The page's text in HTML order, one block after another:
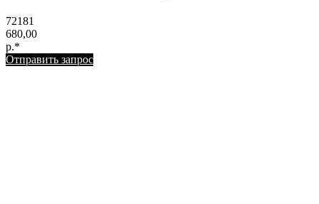
72181
680,00
р.*
Отправить запрос